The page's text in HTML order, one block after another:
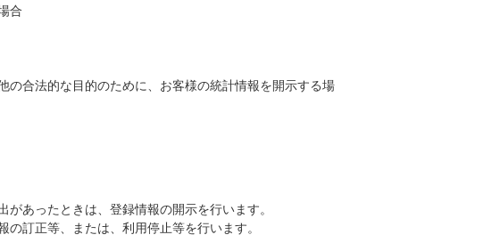
合
合法的な目的のために、お客様の統計情報を開示する場
あったときは、登録情報の開示を行います。
訂正等、または、利用停止等を行います。